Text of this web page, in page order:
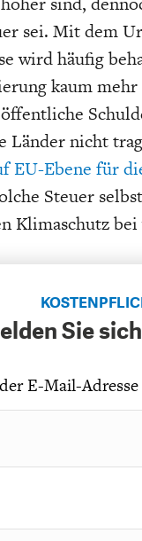
sei. Mit dem
wird häufig
kaum
Länder nicht
EU-Ebene für
Steuer
Klimaschutz
Sie
E-Mail-Adresse